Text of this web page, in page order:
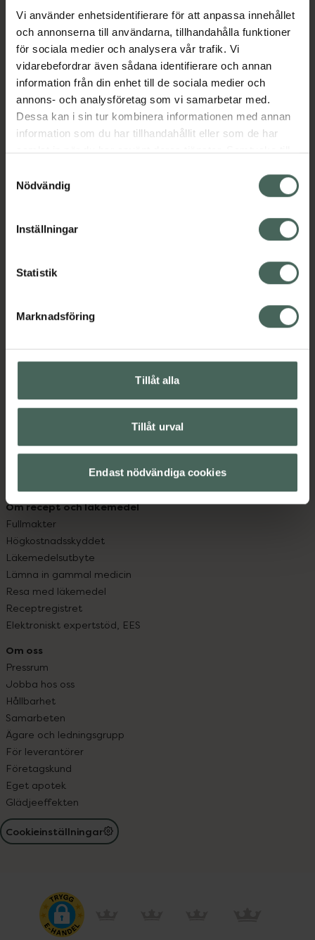
Vi använder enhetsidentifierare för att anpassa innehållet
och annonserna till användarna, tillhandahålla funktioner
för sociala medier och analysera vår trafik. Vi
vidarebefordrar även sådana identifierare och annan
information från din enhet till de sociala medier och
annons- och analysföretag som vi samarbetar med.
Dessa kan i sin tur kombinera informationen med annan
information som du har tillhandahållit eller som de har
samlat in när du har använt deras tjänster. Samtycke till
återkalla ditt samtycke via webbplatsens
cookieinställningar. Ett återkallat samtycke påverkar inte
lagligheten av behandling som skett innan återkallelsen.
Nödvändig
Inställningar
Statistik
Marknadsföring
Tillåt alla
Tillåt urval
Endast nödvändiga cookies
Aktuella erbjudanden
Beskrivning Dölj
EAN:05031676002222
Kronans Apotek finns här för dig. Du hittar oss från Skåne i
syd till Lappland i norr, och online i mobilen och på
hjälpa just dig att må lite bättre. Välkommen att prata
Kontakta oss
Vanliga frågor
Handla tryggt
Sajtens tillgänglighet
Om recept och läkemedel
Fullmakter
Högkostnadsskyddet
Läkemedelsutbyte
Lämna in gammal medicin
Resa med läkemedel
Receptregistret
Elektroniskt expertstöd, EES
Om oss
Pressrum
Jobba hos oss
Hållbarhet
Samarbeten
Ägare och ledningsgrupp
För leverantörer
Företagskund
Eget apotek
Glädjeeffekten
Cookieinställningar